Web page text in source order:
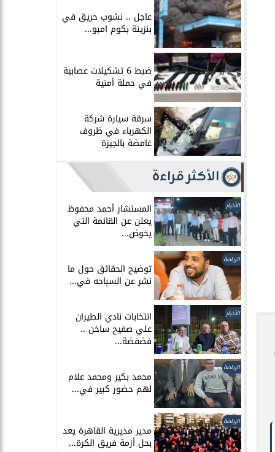
عاجل .. نشوب حريق في
بنزينة بكوم امبو...
ضبط 6 تشكيلات عصابية
في حملة أمنية
سرقة سيارة شركة
الكهرباء في ظروف
غامضة بالجيزة
الأكثر قراءة
الأخبار المستشار أحمد محفوظ
يعلن عن القائمة التي
يخوض...
الرياضة
توضيح الحقائق حول ما
نشر عن السباحه في...
الأخبار انتخابات نادي الطيران
علي صفيح ساخن ..
فضفضة...
الرياضة
محمد بكير ومحمد علام
لهم حضور كبير في...
الرياضة
مدير مديرية القاهرة يعد
بحل أزمة فريق الكرة...